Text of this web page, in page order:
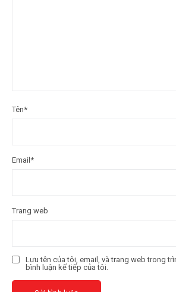
Tên*
Email*
Trang web
Lưu tên của tôi, email, và trang web trong
bình luận kế tiếp của tôi.